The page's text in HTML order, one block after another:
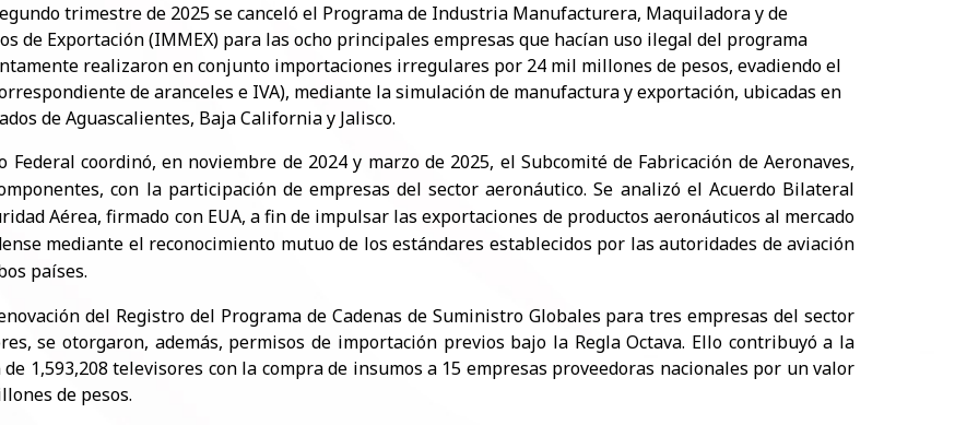
trimestre de 2025 se canceló el Programa de Industria Manufacturera, Maquiladora y de
de Exportación (IMMEX) para las ocho principales empresas que hacían uso ilegal del programa
realizaron en conjunto importaciones irregulares por 24 mil millones de pesos, evadiendo el
de aranceles e IVA), mediante la simulación de manufactura y exportación, ubicadas en
de Aguascalientes, Baja California y Jalisco.
Federal coordinó, en noviembre de 2024 y marzo de 2025, el Subcomité de Fabricación de Aeronaves,
con la participación de empresas del sector aeronáutico. Se analizó el Acuerdo Bilateral
Aérea, firmado con EUA, a fin de impulsar las exportaciones de productos aeronáuticos al mercado
mediante el reconocimiento mutuo de los estándares establecidos por las autoridades de aviación
países.
del Registro del Programa de Cadenas de Suministro Globales para tres empresas del sector
se otorgaron, además, permisos de importación previos bajo la Regla Octava. Ello contribuyó a la
de 1,593,208 televisores con la compra de insumos a 15 empresas proveedoras nacionales por un valor
de pesos.